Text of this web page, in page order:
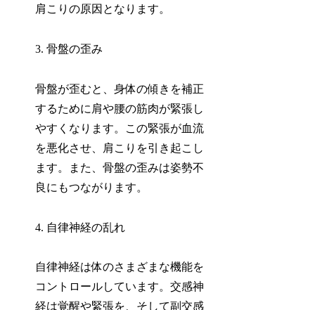
肩こりの原因となります。
3. 骨盤の歪み
骨盤が歪むと、身体の傾きを補正
するために肩や腰の筋肉が緊張し
やすくなります。この緊張が血流
を悪化させ、肩こりを引き起こし
ます。また、骨盤の歪みは姿勢不
良にもつながります。
4. 自律神経の乱れ
自律神経は体のさまざまな機能を
コントロールしています。交感神
経は覚醒や緊張を、そして副交感